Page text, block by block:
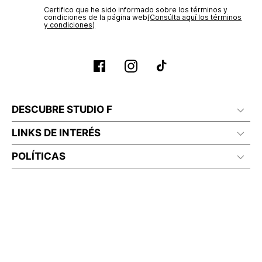
Certifico que he sido informado sobre los términos y
condiciones de la página web‎(Consúlta aquí los términos
y condiciones)
DESCUBRE STUDIO F
LINKS DE INTERÉS
POLÍTICAS